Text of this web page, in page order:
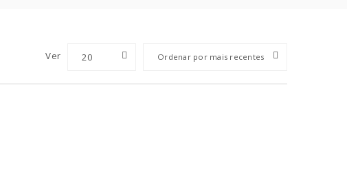
Ordenar por mais recentes
Ver 20